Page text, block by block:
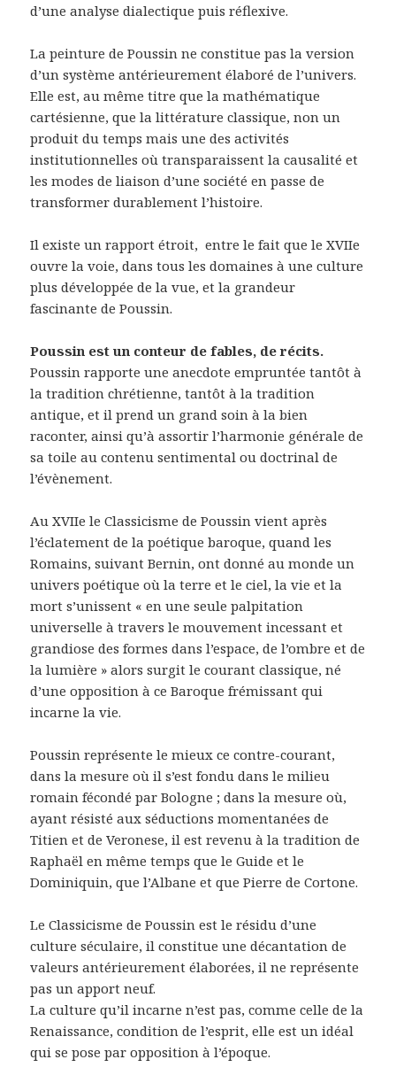
d’une analyse dialectique puis réflexive.
La peinture de Poussin ne constitue pas la version
d’un système antérieurement élaboré de l’univers.
Elle est, au même titre que la mathématique
cartésienne, que la littérature classique, non un
produit du temps mais une des activités
institutionnelles où transparaissent la causalité et
les modes de liaison d’une société en passe de
transformer durablement l’histoire.
Il existe un rapport étroit, entre le fait que le XVIIe
ouvre la voie, dans tous les domaines à une culture
plus développée de la vue, et la grandeur
fascinante de Poussin.
Poussin est un conteur de fables, de récits.
Poussin rapporte une anecdote empruntée tantôt à
la tradition chrétienne, tantôt à la tradition
antique, et il prend un grand soin à la bien
raconter, ainsi qu’à assortir l’harmonie générale de
sa toile au contenu sentimental ou doctrinal de
l’évènement.
Au XVIIe le Classicisme de Poussin vient après
l’éclatement de la poétique baroque, quand les
Romains, suivant Bernin, ont donné au monde un
univers poétique où la terre et le ciel, la vie et la
mort s’unissent « en une seule palpitation
universelle à travers le mouvement incessant et
grandiose des formes dans l’espace, de l’ombre et de
la lumière » alors surgit le courant classique, né
d’une opposition à ce Baroque frémissant qui
incarne la vie.
Poussin représente le mieux ce contre-courant,
dans la mesure où il s’est fondu dans le milieu
romain fécondé par Bologne ; dans la mesure où,
ayant résisté aux séductions momentanées de
Titien et de Veronese, il est revenu à la tradition de
Raphaël en même temps que le Guide et le
Dominiquin, que l’Albane et que Pierre de Cortone.
Le Classicisme de Poussin est le résidu d’une
culture séculaire, il constitue une décantation de
valeurs antérieurement élaborées, il ne représente
pas un apport neuf.
La culture qu’il incarne n’est pas, comme celle de la
Renaissance, condition de l’esprit, elle est un idéal
qui se pose par opposition à l’époque.